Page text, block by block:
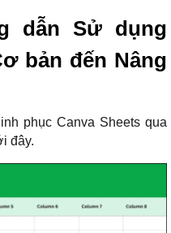
dẫn Sử dụng
bản đến Nâng
phục Canva Sheets qua
đây.